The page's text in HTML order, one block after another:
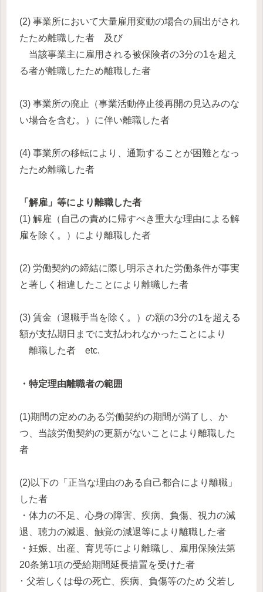
(2) 事業所において大量雇用変動の場合の届出がされ
たため離職した者 及び
当該事業主に雇用される被保険者の3分の1を超え
る者が離職したため離職した者
(3) 事業所の廃止（事業活動停止後再開の見込みのな
い場合を含む。）に伴い離職した者
(4) 事業所の移転により、通勤することが困難となっ
たため離職した者
「解雇」等により離職した者
(1) 解雇（自己の責めに帰すべき重大な理由による解
雇を除く。）により離職した者
(2) 労働契約の締結に際し明示された労働条件が事実
と著しく相違したことにより離職した者
(3) 賃金（退職手当を除く。）の額の3分の1を超える
額が支払期日までに支払われなかったことにより
離職した者 etc.
・特定理由離職者の範囲
(1)期間の定めのある労働契約の期間が満了し、か
つ、当該労働契約の更新がないことにより離職した
者
(2)以下の「正当な理由のある自己都合により離職」
した者
・体力の不足、心身の障害、疾病、負傷、視力の減
退、聴力の減退、触覚の減退等により離職した者
・妊娠、出産、育児等により離職し、雇用保険法第
20条第1項の受給期間延長措置を受けた者
･ 父若しくは母の死亡、疾病、負傷等のため 父若し